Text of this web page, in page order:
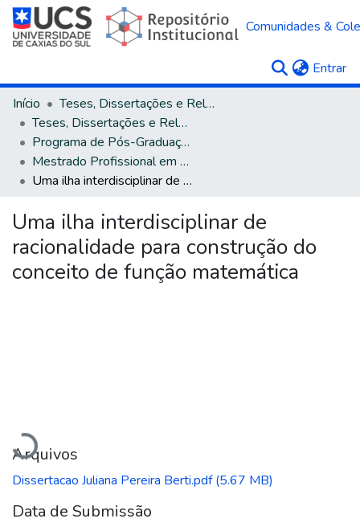
Comunidades &
Entrar
Início
Teses, Dissertações e Relatórios
Teses, Dissertações e Relatórios defendidos na UCS
Programa de Pós-Graduação em Ensino de Ciências e Matemática
Mestrado Profissional em Ensino de Ciências e Matemática
Uma ilha interdisciplinar de racionalidade para construção do conceito de função matemática
Uma ilha interdisciplinar de
racionalidade para construção do
conceito de função matemática
Carregando...
Arquivos
Dissertacao Juliana Pereira Berti.pdf(5.67 MB)
Data de Submissão